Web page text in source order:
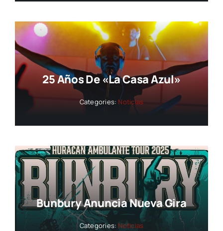
25 Años De «La Casa Azul»
Categories: Noticias
Bunbury Anuncia Nueva Gira
Categories: Noticias